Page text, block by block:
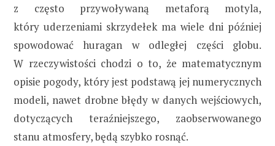
z często przywoływaną metaforą motyla,
który uderzeniami skrzydełek ma wiele dni później
spowodować huragan w odległej części globu.
W rzeczywistości chodzi o to, że matematycznym
opisie pogody, który jest podstawą jej numerycznych
modeli, nawet drobne błędy w danych wejściowych,
dotyczących teraźniejszego, zaobserwowanego
stanu atmosfery, będą szybko rosnąć.